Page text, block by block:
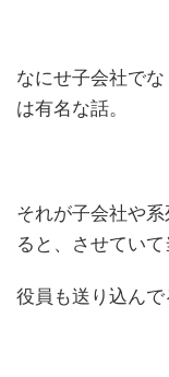
なにせ子会社で
は有名な話。
それが子会社や
ると、させていて
役員も送り込んで